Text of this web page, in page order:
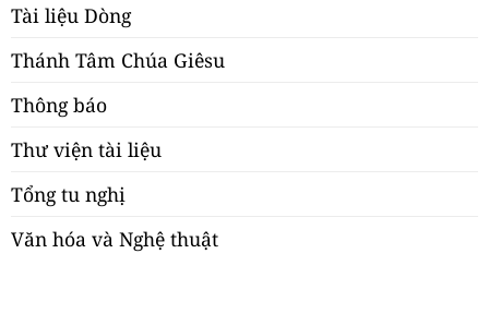
Tài liệu Dòng
Thánh Tâm Chúa Giêsu
Thông báo
Thư viện tài liệu
Tổng tu nghị
Văn hóa và Nghệ thuật